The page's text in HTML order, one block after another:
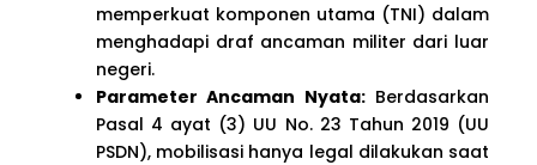
memperkuat komponen utama (TNI) dalam
menghadapi draf ancaman militer dari luar
negeri.
Parameter Ancaman Nyata:Berdasarkan
Pasal 4 ayat (3) UU No. 23 Tahun 2019 (UU
PSDN), mobilisasi hanya legal dilakukan saat